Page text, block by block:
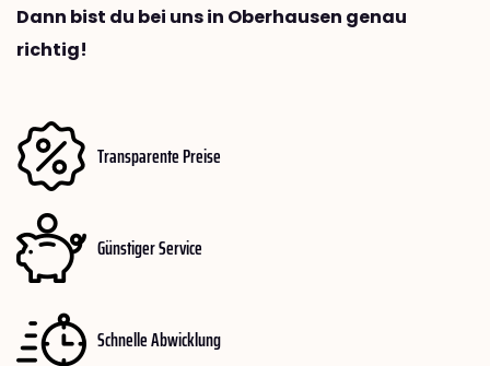
Dann bist du bei uns in Oberhausen genau
richtig!
Transparente Preise
Günstiger Service
Schnelle Abwicklung